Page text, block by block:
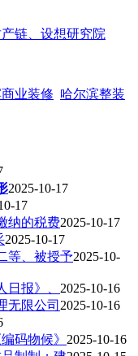
链、设想研究院
业装修 哈尔滨整装
2025-10-17
17
纳的税费2025-10-17
2025-10-17
等、被授予2025-10-
报》、 2025-10-16
无限公司 2025-10-16
码物候》 2025-10-16